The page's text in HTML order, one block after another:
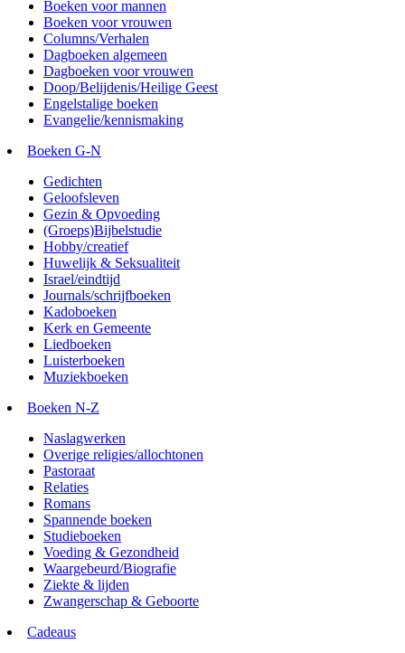
Boeken voor mannen
Boeken voor vrouwen
Columns/Verhalen
Dagboeken algemeen
Dagboeken voor vrouwen
Doop/Belijdenis/Heilige Geest
Engelstalige boeken
Evangelie/kennismaking
Boeken G-N
Gedichten
Geloofsleven
Gezin & Opvoeding
(Groeps)Bijbelstudie
Hobby/creatief
Huwelijk & Seksualiteit
Israel/eindtijd
Journals/schrijfboeken
Kadoboeken
Kerk en Gemeente
Liedboeken
Luisterboeken
Muziekboeken
Boeken N-Z
Naslagwerken
Overige religies/allochtonen
Pastoraat
Relaties
Romans
Spannende boeken
Studieboeken
Voeding & Gezondheid
Waargebeurd/Biografie
Ziekte & lijden
Zwangerschap & Geboorte
Cadeaus